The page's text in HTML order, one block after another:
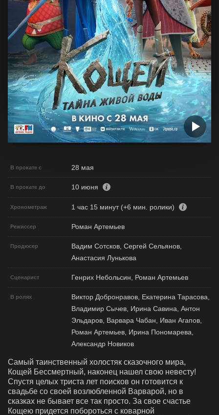
В прокате с 28 мая
В прокате до 10 июня
Хронометраж 1 час 15 минут (+6 мин. ролики)
Режиссер Роман Артемьев
Продюсер
Вадим Сотсков, Сергей Сельянов,
Анастасия Лунькова
Сценарист Генрих Небольсин, Роман Артемьев
В ролях
Виктор Добронравов, Екатерина Тарасова,
Владимир Сычев, Ирина Савина, Антон
Эльдаров, Варвара Чабан, Иван Агапов,
Роман Артемьев, Ирина Пономарева,
Александр Новиков
Самый таинственный холостяк сказочного мира,
Кощей Бессмертный, наконец нашел свою невесту!
Спустя целых триста лет поисков он готовится к
свадьбе со своей возлюбленной Варварой, но в
сказках не бывает все так просто. За свое счастье
Кощею придется побороться с коварной